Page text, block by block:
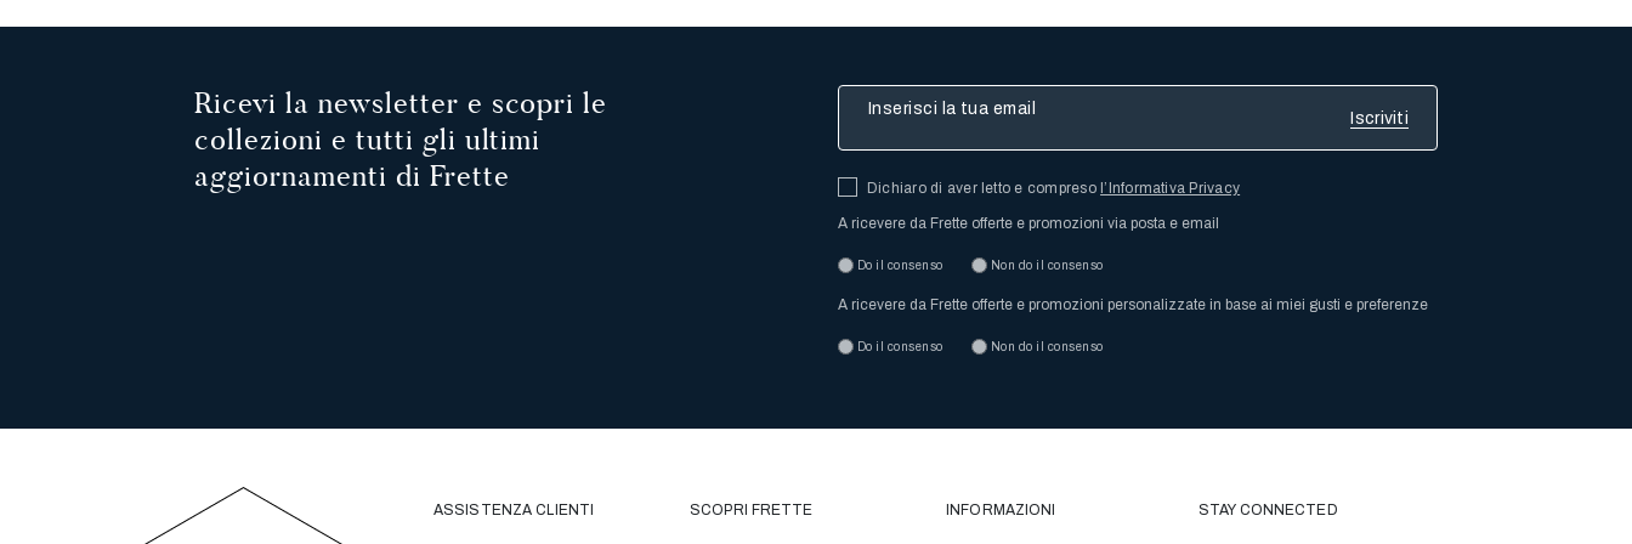
Ricevi la newsletter e scopri le
collezioni e tutti gli ultimi
aggiornamenti di Frette
Inserisci la tua email
Dichiaro di aver letto e compreso l’Informativa Privacy
A ricevere da Frette offerte e promozioni via posta e email
Do il consenso Non do il consenso
A ricevere da Frette offerte e promozioni personalizzate in base ai miei gusti e preferenze
Do il consenso Non do il consenso
ASSISTENZA CLIENTI SCOPRI FRETTE INFORMAZIONI STAY CONNECTED